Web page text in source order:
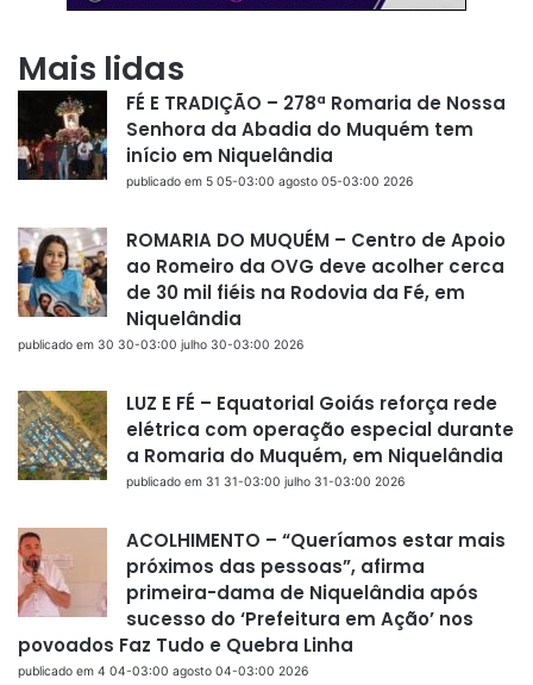
Mais lidas
FÉ E TRADIÇÃO – 278ª Romaria de Nossa
Senhora da Abadia do Muquém tem
início em Niquelândia
publicado em 5 05-03:00 agosto 05-03:00 2026
ROMARIA DO MUQUÉM – Centro de Apoio
ao Romeiro da OVG deve acolher cerca
de 30 mil fiéis na Rodovia da Fé, em
Niquelândia
publicado em 30 30-03:00 julho 30-03:00 2026
LUZ E FÉ – Equatorial Goiás reforça rede
elétrica com operação especial durante
a Romaria do Muquém, em Niquelândia
publicado em 31 31-03:00 julho 31-03:00 2026
ACOLHIMENTO – “Queríamos estar mais
próximos das pessoas”, afirma
primeira-dama de Niquelândia após
sucesso do ‘Prefeitura em Ação’ nos
povoados Faz Tudo e Quebra Linha
publicado em 4 04-03:00 agosto 04-03:00 2026